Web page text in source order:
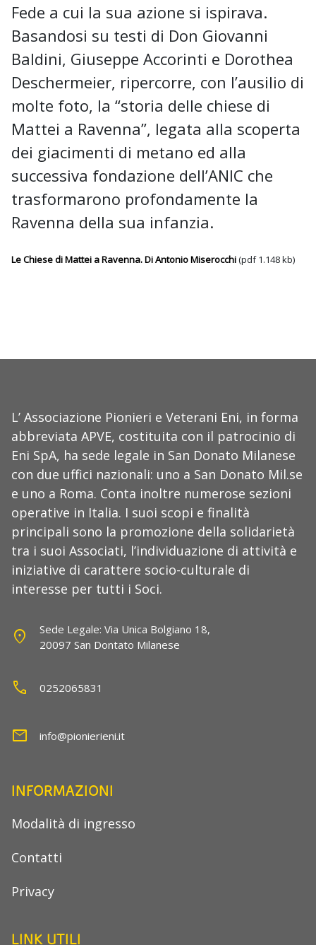
Fede a cui la sua azione si ispirava.
Basandosi su testi di Don Giovanni
Baldini, Giuseppe Accorinti e Dorothea
Deschermeier, ripercorre, con l’ausilio di
molte foto, la “storia delle chiese di
Mattei a Ravenna”, legata alla scoperta
dei giacimenti di metano ed alla
successiva fondazione dell’ANIC che
trasformarono profondamente la
Ravenna della sua infanzia.
Le Chiese di Mattei a Ravenna. Di Antonio Miserocchi(pdf 1.148 kb)
L’ Associazione Pionieri e Veterani Eni, in forma
abbreviata APVE, costituita con il patrocinio di
Eni SpA, ha sede legale in San Donato Milanese
con due uffici nazionali: uno a San Donato Mil.se
e uno a Roma. Conta inoltre numerose sezioni
operative in Italia. I suoi scopi e finalità
principali sono la promozione della solidarietà
tra i suoi Associati, l’individuazione di attività e
iniziative di carattere socio-culturale di
interesse per tutti i Soci.
location_on
Sede Legale: Via Unica Bolgiano 18,
20097 San Dontato Milanese
call 0252065831
mail info@pionierieni.it
INFORMAZIONI
Modalità di ingresso
Contatti
Privacy
LINK UTILI